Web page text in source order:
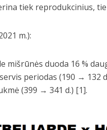
tiek reprodukcinius,
m.):
mišrūnės duoda 16 %
periodas (190 → 132
(399 → 341 d.) [1].